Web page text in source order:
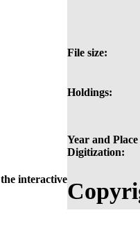
File size:
Holdings:
Year and
Digitization:
interactive